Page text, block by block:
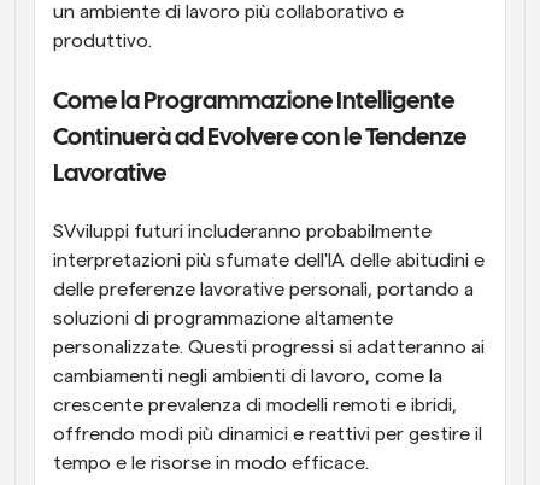
un ambiente di lavoro più collaborativo e
produttivo.
Come la Programmazione Intelligente
Continuerà ad Evolvere con le Tendenze
Lavorative
SVviluppi futuri includeranno probabilmente
interpretazioni più sfumate dell'IA delle abitudini e
delle preferenze lavorative personali, portando a
soluzioni di programmazione altamente
personalizzate. Questi progressi si adatteranno ai
cambiamenti negli ambienti di lavoro, come la
crescente prevalenza di modelli remoti e ibridi,
offrendo modi più dinamici e reattivi per gestire il
tempo e le risorse in modo efficace.